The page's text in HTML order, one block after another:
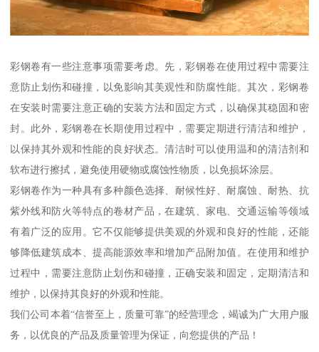
彩钢卷有一些注意事项需要考虑。先，彩钢卷在使用过程中需要注
意防止划伤和碰撞，以免影响其美观性和防腐性能。其次，彩钢卷
在安装时需要注意正确的安装方法和固定方式，以确保其稳固和密
封。此外，彩钢卷在长期使用过程中，需要定期进行清洁和维护，
以保持其外观和性能的良好状态。清洁时可以使用温和的清洁剂和
软布进行擦拭，避免使用硬物或腐蚀性物质，以免损坏涂层。
彩钢卷作为一种具有多种颜色选择、耐候性好、耐腐蚀、耐热、抗
紫外线和防火等特点的卷材产品，在建筑、家电、交通运输等领域
有着广泛的应用。它不仅能够提供美观的外观和良好的性能，还能
够降低建筑成本、提高能源效率和增加产品附加值。在使用和维护
过程中，需要注意防止划伤和碰撞，正确安装和固定，定期清洁和
维护，以保持其良好的外观和性能。
我们公司本着“信誉至上，质量可靠”的经营理念，竭诚为广大用户服
务，以优良的产品及质量管理为保证，向您提供的产品！